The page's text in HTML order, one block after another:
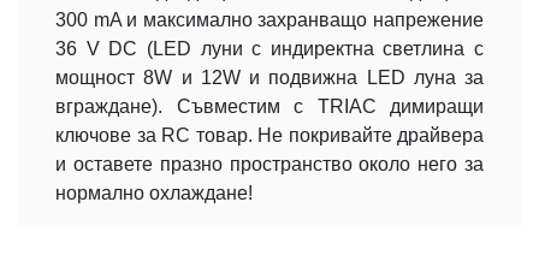
300 mA и максимално захранващо напрежение
36 V DC (LED луни с индиректна светлина с
мощност 8W и 12W и подвижна LED лунa за
вграждане). Съвместим с TRIAC димиращи
ключове за RC товар. Не покривайте драйвера
и оставете празно пространство около него за
нормално охлаждане!